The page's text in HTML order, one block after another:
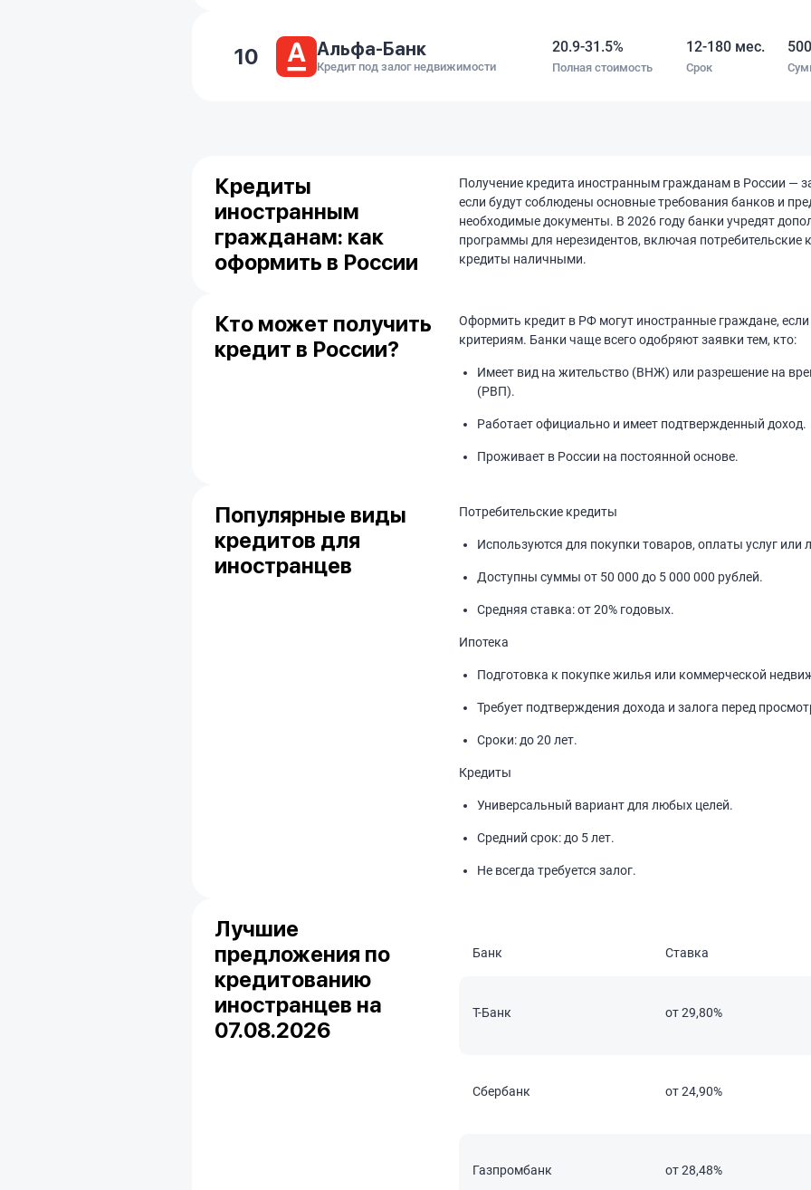
10 Альфа-Банк
Кредит под залог недвижимости
20.9-31.5%
Полная стоимость
12-180 мес.
Срок
Кредиты
иностранным
гражданам: как
оформить в России
Получение кредита иностранным гражданам в России —
если будут соблюдены основные требования банков и
необходимые документы. В 2026 году банки учредят
программы для нерезидентов, включая потребительские
кредиты наличными.
Кто может получить
кредит в России?
Оформить кредит в РФ могут иностранные граждане, если
критериям. Банки чаще всего одобряют заявки тем, кто:
Имеет вид на жительство (ВНЖ) или разрешение на
(РВП).
Работает официально и имеет подтвержденный доход.
Проживает в России на постоянной основе.
Популярные виды
кредитов для
иностранцев
Потребительские кредиты
Используются для покупки товаров, оплаты услуг или
Доступны суммы от 50 000 до 5 000 000 рублей.
Средняя ставка: от 20% годовых.
Ипотека
Подготовка к покупке жилья или коммерческой
Требует подтверждения дохода и залога перед
Сроки: до 20 лет.
Кредиты
Универсальный вариант для любых целей.
Средний срок: до 5 лет.
Не всегда требуется залог.
Лучшие
предложения по
кредитованию
иностранцев на
07.08.2026
Банк Ставка
T-Банк от 29,80%
Сбербанк от 24,90%
Газпромбанк от 28,48%